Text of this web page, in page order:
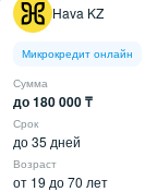
Hava KZ
Микрокредит онлайн
Сумма
до 180 000 ₸
Срок
до 35 дней
Возраст
от 19 до 70 лет